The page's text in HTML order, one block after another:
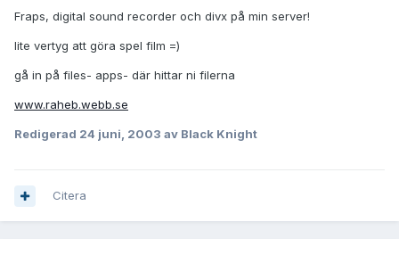
Fraps, digital sound recorder och divx på min server!
lite vertyg att göra spel film =)
gå in på files- apps- där hittar ni filerna
www.raheb.webb.se
Redigerad 24 juni, 2003 av Black Knight
Citera